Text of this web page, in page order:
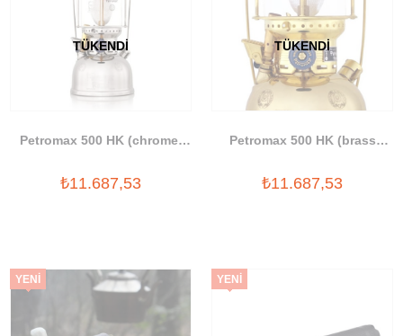
TÜKENDI
Petromax 500 HK (chrome)
₺11.687,53
TÜKENDI
Petromax 500 HK (brass
₺11.687,53
YENI
YENI